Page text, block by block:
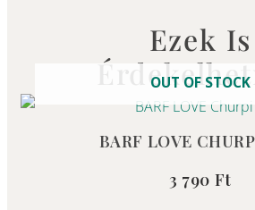
Ezek Is
OUT OF STOCK
BARF LOVE
3 790 Ft